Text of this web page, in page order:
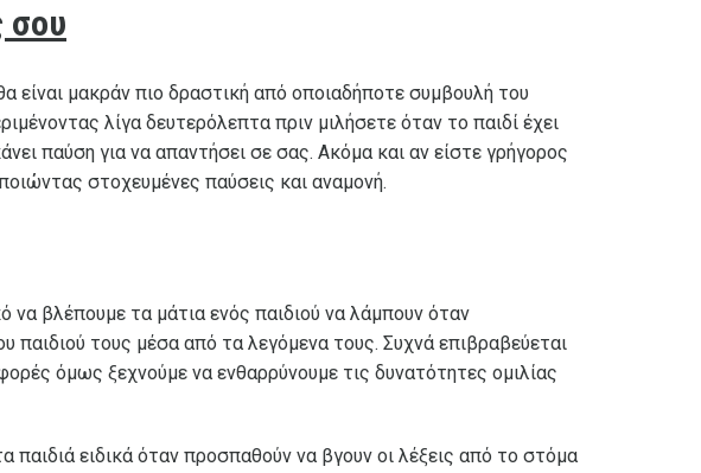
σου
είναι μακράν πιο δραστική από οποιαδήποτε συμβουλή του
λίγα δευτερόλεπτα πριν μιλήσετε όταν το παιδί έχει
παύση για να απαντήσει σε σας. Ακόμα και αν είστε γρήγορος
στοχευμένες παύσεις και αναμονή.
να βλέπουμε τα μάτια ενός παιδιού να λάμπουν όταν
παιδιού τους μέσα από τα λεγόμενα τους. Συχνά επιβραβεύεται
όμως ξεχνούμε να ενθαρρύνουμε τις δυνατότητες ομιλίας
παιδιά ειδικά όταν προσπαθούν να βγουν οι λέξεις από το στόμα